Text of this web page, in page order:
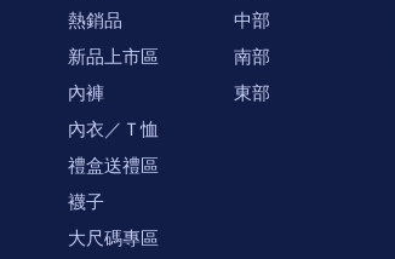
熱銷品
新品上市區
內褲
內衣／Ｔ恤
禮盒送禮區
襪子
大尺碼專區
中部
南部
東部